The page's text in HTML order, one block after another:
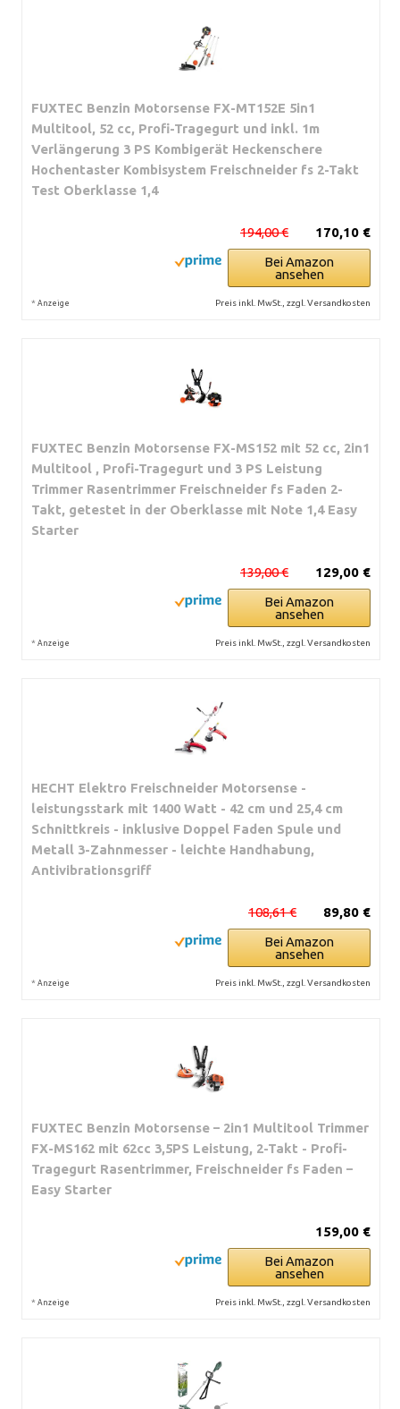
FUXTEC Benzin Motorsense FX-MT152E 5in1
Multitool, 52 cc, Profi-Tragegurt und inkl. 1m
Verlängerung 3 PS Kombigerät Heckenschere
Hochentaster Kombisystem Freischneider fs 2-Takt
Test Oberklasse 1,4
170,10 €
194,00 €
Bei Amazon
ansehen
* Anzeige Preis inkl. MwSt., zzgl. Versandkosten
FUXTEC Benzin Motorsense FX-MS152 mit 52 cc, 2in1
Multitool , Profi-Tragegurt und 3 PS Leistung
Trimmer Rasentrimmer Freischneider fs Faden 2-
Takt, getestet in der Oberklasse mit Note 1,4 Easy
Starter
129,00 €
139,00 €
Bei Amazon
ansehen
* Anzeige Preis inkl. MwSt., zzgl. Versandkosten
HECHT Elektro Freischneider Motorsense -
leistungsstark mit 1400 Watt - 42 cm und 25,4 cm
Schnittkreis - inklusive Doppel Faden Spule und
Metall 3-Zahnmesser - leichte Handhabung,
Antivibrationsgriff
89,80 €
108,61 €
Bei Amazon
ansehen
* Anzeige Preis inkl. MwSt., zzgl. Versandkosten
FUXTEC Benzin Motorsense – 2in1 Multitool Trimmer
FX-MS162 mit 62cc 3,5PS Leistung, 2-Takt - Profi-
Tragegurt Rasentrimmer, Freischneider fs Faden –
Easy Starter
159,00 €
Bei Amazon
ansehen
* Anzeige Preis inkl. MwSt., zzgl. Versandkosten